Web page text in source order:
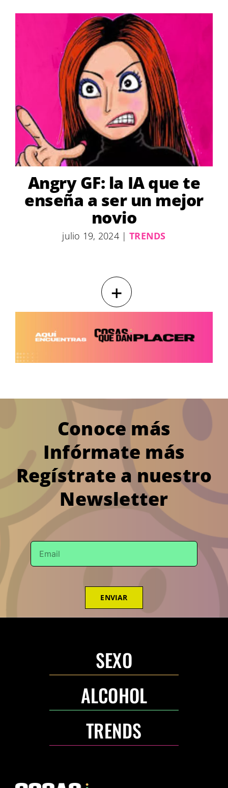
Angry GF: la IA que te
enseña a ser un mejor
novio
julio 19, 2024 | TRENDS
+
Conoce más
Infórmate más
Regístrate a nuestro
Newsletter
ENVIAR
SEXO
ALCOHOL
TRENDS